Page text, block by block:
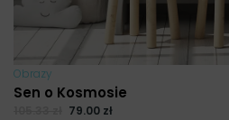
Obrazy
Sen o Kosmosie
79.00 zł